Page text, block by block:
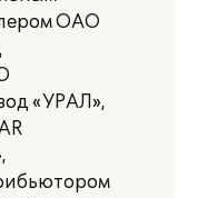
ОАО
«УРАЛ»,